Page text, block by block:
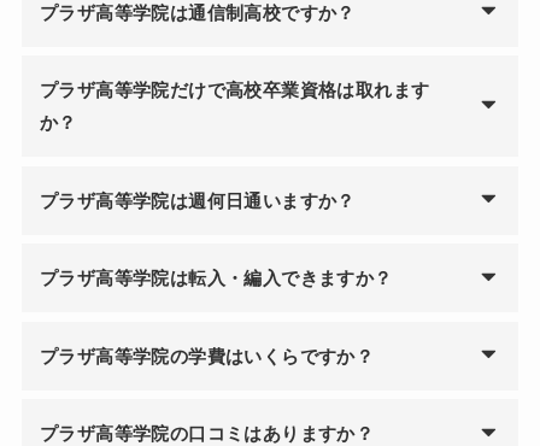
プラザ高等学院は通信制高校ですか？
プラザ高等学院だけで高校卒業資格は取れます
か？
プラザ高等学院は週何日通いますか？
プラザ高等学院は転入・編入できますか？
プラザ高等学院の学費はいくらですか？
プラザ高等学院の口コミはありますか？